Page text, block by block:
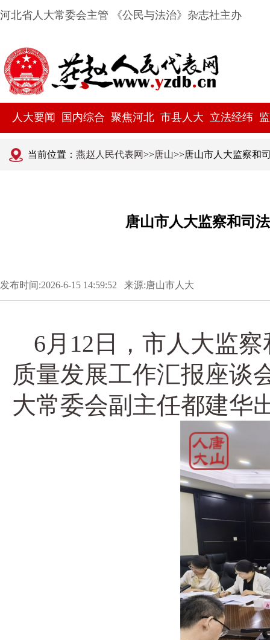
河北省人大常委会主管 《公民与法治》杂志社主办
人大要闻 国内综合 聚焦河北 市县人大 立法经纬
当前位置： 燕赵人民代表网>>唐山>>唐山市人大监察和
唐山市人大监察和司
发布时间:2026-6-15 14:59:52 来源:唐山市人大
6月12日，市人大监
质量发展工作汇报座谈
大常委会副主任都建华